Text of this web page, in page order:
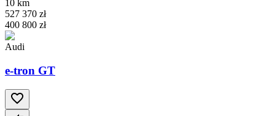
10 km
527 370 zł
400 800 zł
Audi
e-tron GT